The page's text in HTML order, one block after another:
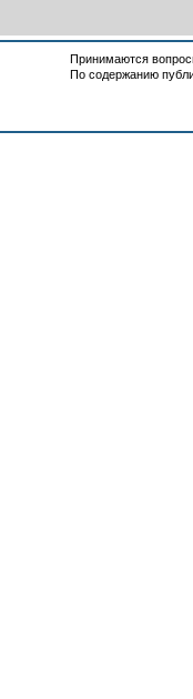
Принимаются
По содержанию